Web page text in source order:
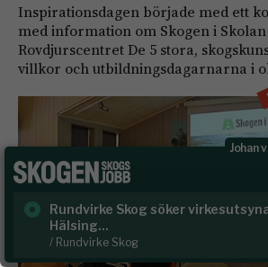
Inspirationsdagen började med ett
med information om Skogen i
Rovdjurscentret De 5 stora,
villkor och utbildningsdagarnarna i
Johan
Rundvirke Skog söker
Hälsing...
/ Rundvirke Skog